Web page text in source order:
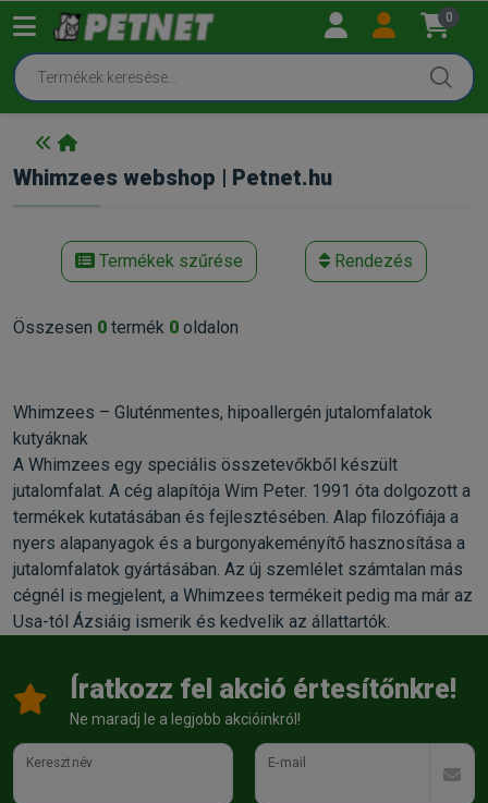
0
Whimzees webshop | Petnet.hu
Termékek szűrése Rendezés
Összesen 0 termék 0 oldalon
Whimzees – Gluténmentes, hipoallergén jutalomfalatok
kutyáknak
A Whimzees egy speciális összetevőkből készült
jutalomfalat. A cég alapítója Wim Peter. 1991 óta dolgozott a
termékek kutatásában és fejlesztésében. Alap filozófiája a
nyers alapanyagok és a burgonyakeményítő hasznosítása a
jutalomfalatok gyártásában. Az új szemlélet számtalan más
cégnél is megjelent, a Whimzees termékeit pedig ma már az
Usa-tól Ázsiáig ismerik és kedvelik az állattartók.
Íratkozz fel akció értesítőnkre!
Ne maradj le a legjobb akcióinkról!
Keresztnév E-mail